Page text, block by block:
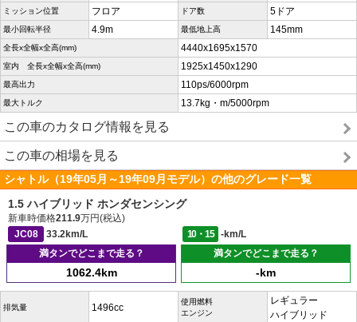
ミッション位置 フロア ドア数 5ドア
最小回転半径 4.9m 最低地上高 145mm
全長x全幅x全高(mm) 4440x1695x1570
室内 全長x全幅x全高(mm) 1925x1450x1290
最高出力 110ps/6000rpm
最大トルク 13.7kg・m/5000rpm
この車のカタログ情報を見る
この車の相場を見る
シャトル（19年05月～19年09月モデル）の他のグレード一覧
1.5 ハイブリッド ホンダセンシング
新車時価格211.9万円(税込)
JC08
33.2km/L 10・15
-km/L
満タンでどこまで走る？
1062.4km
満タンでどこまで走る？
-km
排気量 1496cc
使用燃料
エンジン
レギュラー
ハイブリッド